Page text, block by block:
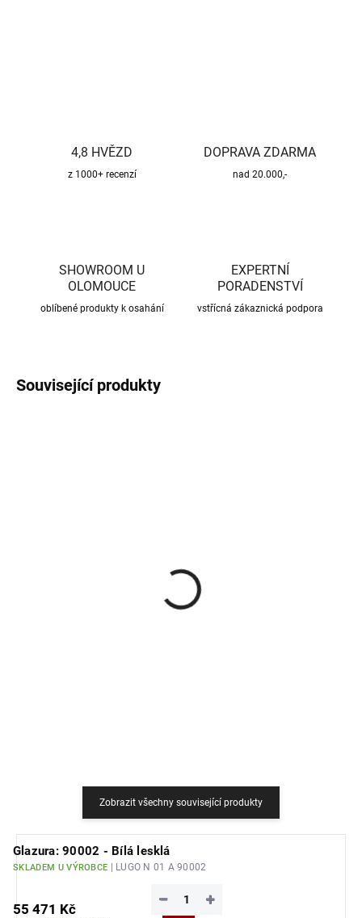
4,8 HVĚZD
z 1000+ recenzí
DOPRAVA ZDARMA
nad 20.000,-
SHOWROOM U
OLOMOUCE
oblíbené produkty k osahání
EXPERTNÍ
PORADENSTVÍ
vstřícná zákaznická podpora
Související produkty
Zobrazit všechny související produkty
Glazura: 90002 - Bílá lesklá
SKLADEM U VÝROBCE | LUGO N 01 A 90002
55 471 Kč +
−